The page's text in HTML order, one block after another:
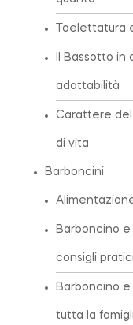
Toelettatura
Il Bassotto
adattabilità
Carattere del
di vita
Barboncini
Barboncino
consigli pratici
Barboncino
tutta la